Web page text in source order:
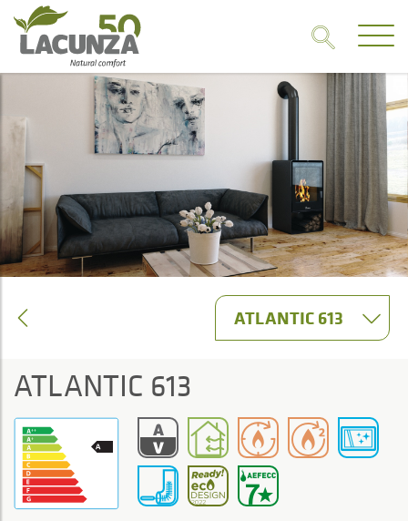
ATLANTIC 613
ATLANTIC 613